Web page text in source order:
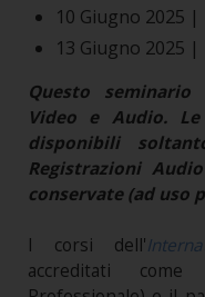
10 Giugno 2025 |
13 Giugno 2025 |
Questo
Video e Audio.
disponibili
Registrazioni
conservate (ad uso
I corsi dell'
accreditati come